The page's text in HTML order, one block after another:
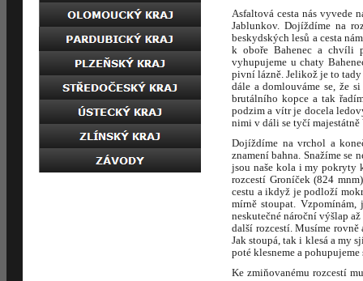
Asfaltová cesta nás vyvede
Jablunkov. Dojíždíme na
beskydských lesů a cesta
k oboře Bahenec a chvíli
vyhupujeme u chaty
pivní lázně. Jelikož je to
dále a domlouváme se, že
brutálního kopce a tak
podzim a vítr je docela
nimi v dáli se tyčí majestátně
Dojíždíme na vrchol a
znamení bahna. Snažíme se
jsou naše kola i my pokryty
rozcestí Groníček (824
cestu a ikdyž je podloží
mírně stoupat.
neskutečné nároční výšlap
další rozcestí. Musíme
Jak stoupá, tak i klesá a my
poté klesneme a
Ke zmiňovanému rozcestí